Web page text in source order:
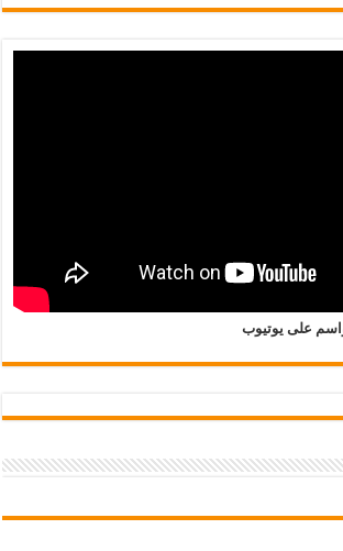
على يوتيوب